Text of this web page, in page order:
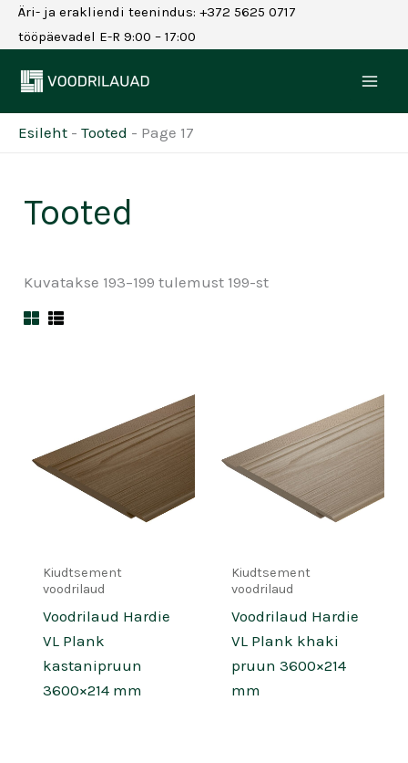
SkipÄri- ja erakliendi teenindus: +372 5625 0717
tööpäevadel E-R 9:00 – 17:00
Esileht - Tooted - Page 17
Tooted
Kuvatakse 193–199 tulemust 199-st
Kiudtsement
voodrilaud
Voodrilaud Hardie
VL Plank
kastanipruun
3600×214 mm
Kiudtsement
voodrilaud
Voodrilaud Hardie
VL Plank khaki
pruun 3600×214
mm